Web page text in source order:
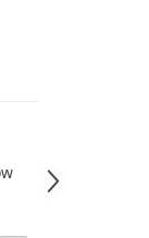
Ghete fotbal